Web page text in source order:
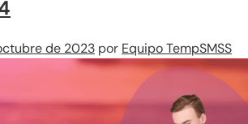
de 2023 por Equipo TempSMSS